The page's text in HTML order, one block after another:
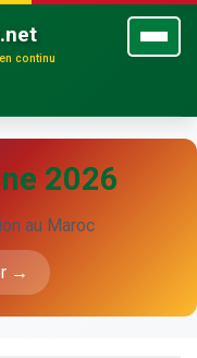
continu
2026
au Maroc
→